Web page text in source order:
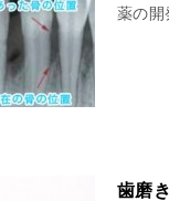
薬の
歯磨